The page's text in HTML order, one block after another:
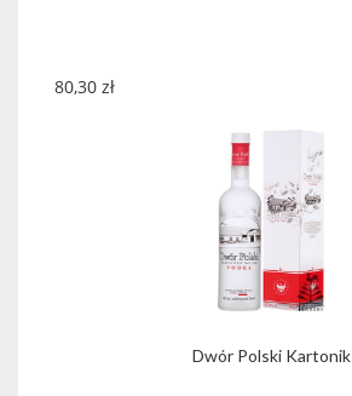
Dwór Polski Kartonik
80,30 zł